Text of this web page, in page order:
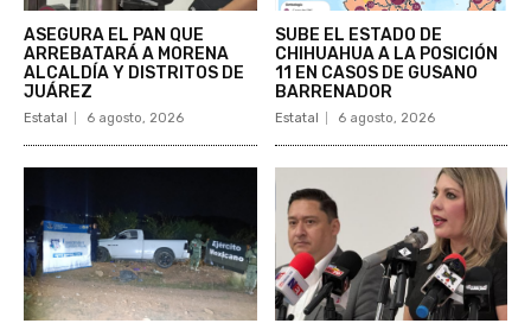
ASEGURA EL PAN QUE
ARREBATARÁ A MORENA
ALCALDÍA Y DISTRITOS DE
JUÁREZ
Estatal 6 agosto, 2026
SUBE EL ESTADO DE
CHIHUAHUA A LA POSICIÓN
11 EN CASOS DE GUSANO
BARRENADOR
Estatal 6 agosto, 2026